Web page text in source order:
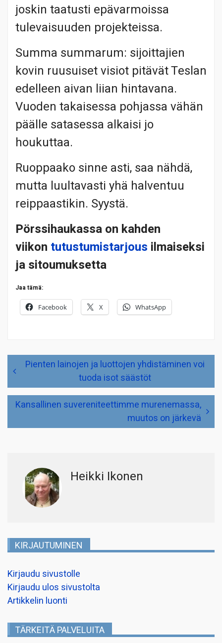
joskin taatusti epävarmoissa
tulevaisuuden projekteissa.
Summa summarum: sijoittajien
kovin ruusuiset visiot pitävät Teslan
edelleen aivan liian hintavana.
Vuoden takaisessa pohjassa vähän
päälle satasessa alkaisi jo
houkuttaa.
Ruoppaako sinne asti, saa nähdä,
mutta luultavasti yhä halventuu
reippaastikin. Syystä.
Pörssihaukassa on kahden
viikon tutustumistarjous ilmaiseksi
ja sitoumuksetta
Jaa tämä:
Facebook X WhatsApp
Artikkelien
selausPienten lainojen ja luottojen yhdistäminen voi
tuoda isot säästöt
Kansallinen suvereniteettimme murenemassa,
muutos on järkevä
Heikki Ikonen
KIRJAUTUMINEN
Kirjaudu sivustolle
Kirjaudu ulos sivustolta
Artikkelin luonti
TÄRKEITÄ PALVELUITA